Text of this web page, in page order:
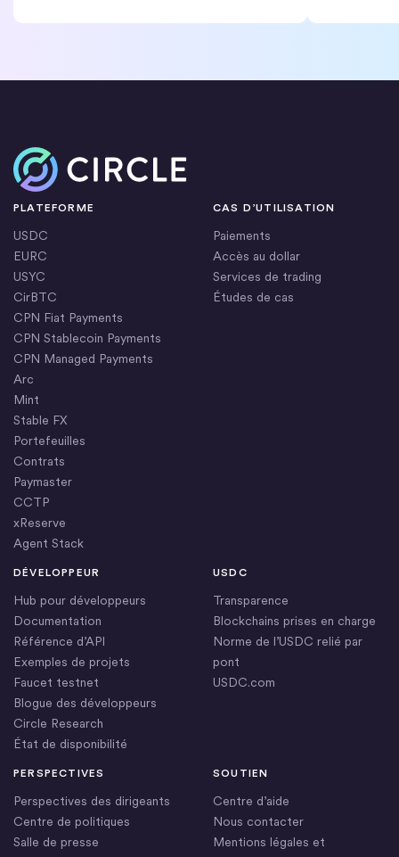
Accueil
PLATEFORME
USDC
EURC
USYC
CirBTC
CPN Fiat Payments
CPN Stablecoin Payments
CPN Managed Payments
Arc
Mint
Stable FX
Portefeuilles
Contrats
Paymaster
CCTP
xReserve
Agent Stack
CAS D’UTILISATION
Paiements
Accès au dollar
Services de trading
Études de cas
DÉVELOPPEUR
Hub pour développeurs
Documentation
Référence d’API
Exemples de projets
Faucet testnet
Blogue des développeurs
Circle Research
État de disponibilité
USDC
Transparence
Blockchains prises en charge
Norme de l’USDC relié par
pont
USDC.com
PERSPECTIVES
Perspectives des dirigeants
Centre de politiques
Salle de presse
SOUTIEN
Centre d’aide
Nous contacter
Mentions légales et